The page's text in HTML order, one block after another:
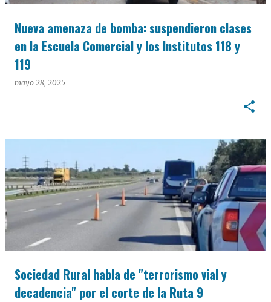
Nueva amenaza de bomba: suspendieron clases
en la Escuela Comercial y los Institutos 118 y
119
mayo 28, 2025
Sociedad Rural habla de "terrorismo vial y
decadencia" por el corte de la Ruta 9